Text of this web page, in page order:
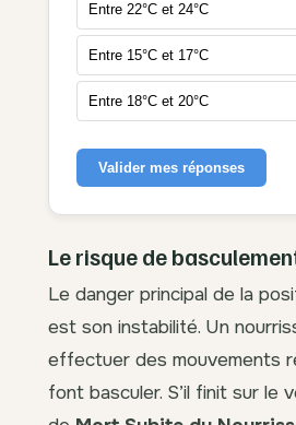
Entre 22°C et 24°C
Entre 15°C et 17°C
Entre 18°C et 20°C
Valider mes réponses
Le risque de
Le danger principal de la
est son instabilité. Un
effectuer des mouvements
font basculer. S’il finit sur le